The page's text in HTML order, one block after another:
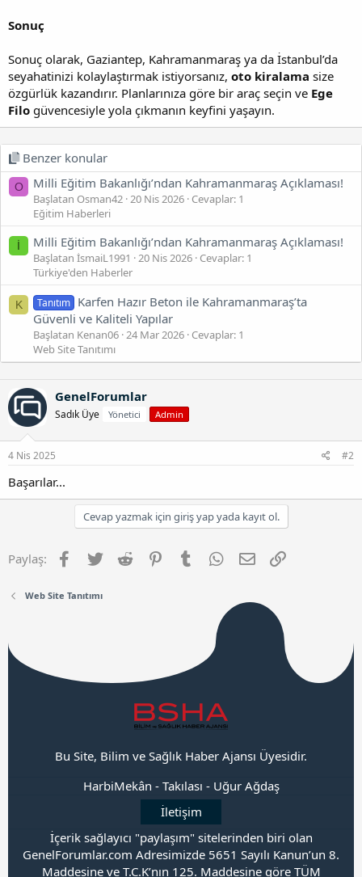
Sonuç
Sonuç olarak, Gaziantep, Kahramanmaraş ya da İstanbul’da
seyahatinizi kolaylaştırmak istiyorsanız, oto kiralama size
özgürlük kazandırır. Planlarınıza göre bir araç seçin ve Ege
Filo güvencesiyle yola çıkmanın keyfini yaşayın.
Benzer konular
O Milli Eğitim Bakanlığı’ndan Kahramanmaraş Açıklaması!
Başlatan Osman42 20 Nis 2026 Cevaplar: 1
Eğitim Haberleri
İ Milli Eğitim Bakanlığı’ndan Kahramanmaraş Açıklaması!
Başlatan İsmaiL1991 20 Nis 2026 Cevaplar: 1
Türkiye'den Haberler
K Tanıtım Karfen Hazır Beton ile Kahramanmaraş’ta
Güvenli ve Kaliteli Yapılar
Başlatan Kenan06 24 Mar 2026 Cevaplar: 1
Web Site Tanıtımı
GenelForumlar
Sadık Üye Yönetici Admin
4 Nis 2025 #2
Başarılar...
Cevap yazmak için giriş yap yada kayıt ol.
Paylaş: Facebook
Twitter Reddit PinterestTumblr WhatsApp
E-posta
Web Site Tanıtımı
Bu Site, Bilim ve Sağlık Haber Ajansı Üyesidir.
HarbiMekân - Takılası - Uğur Ağdaş
İletişim
İçerik sağlayıcı "paylaşım" sitelerinden biri olan
GenelForumlar.com Adresimizde 5651 Sayılı Kanun’un 8.
Maddesine ve T.C.K’nın 125. Maddesine göre TÜM